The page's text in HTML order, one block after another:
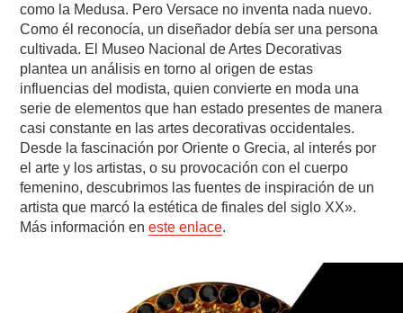
como la Medusa. Pero Versace no inventa nada nuevo.
Como él reconocía, un diseñador debía ser una persona
cultivada. El Museo Nacional de Artes Decorativas
plantea un análisis en torno al origen de estas
influencias del modista, quien convierte en moda una
serie de elementos que han estado presentes de manera
casi constante en las artes decorativas occidentales.
Desde la fascinación por Oriente o Grecia, al interés por
el arte y los artistas, o su provocación con el cuerpo
femenino, descubrimos las fuentes de inspiración de un
artista que marcó la estética de finales del siglo XX».
Más información eneste enlace.